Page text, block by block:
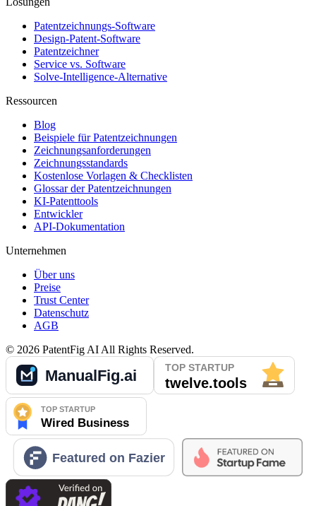
Patentzeichnungs-Software
Design-Patent-Software
Patentzeichner
Service vs. Software
Solve-Intelligence-Alternative
Ressourcen
Blog
Beispiele für Patentzeichnungen
Zeichnungsanforderungen
Zeichnungsstandards
Kostenlose Vorlagen & Checklisten
Glossar der Patentzeichnungen
KI-Patenttools
Entwickler
API-Dokumentation
Unternehmen
Über uns
Preise
Trust Center
Datenschutz
AGB
© 2026 PatentFig AI All Rights Reserved.